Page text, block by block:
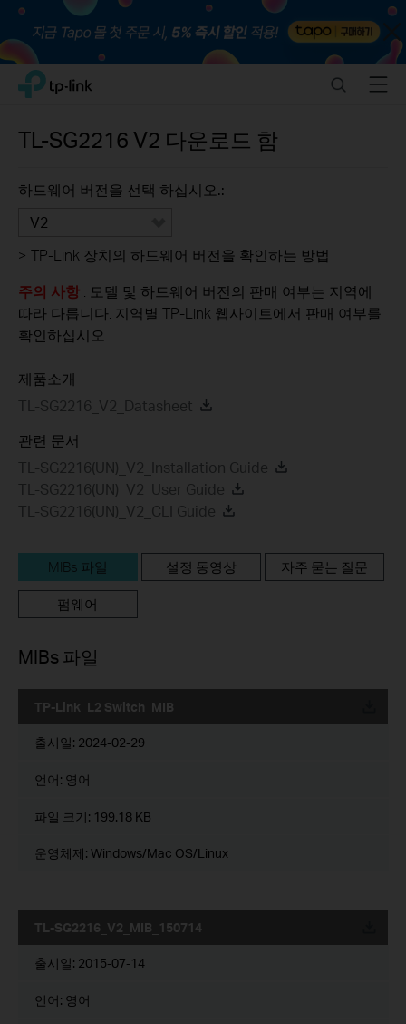
Click
the
navigation
TP-Link, Reliably Smart SearchMenu
TL-SG2216 V2 다운로드 함
하드웨어 버전을 선택 하십시오.:
V2
> TP-Link 장치의 하드웨어 버전을 확인하는 방법
주의 사항 : 모델 및 하드웨어 버전의 판매 여부는 지역에
따라 다릅니다. 지역별 TP-Link 웹사이트에서 판매 여부를
확인하십시오.
제품소개
TL-SG2216_V2_Datasheet
관련 문서
TL-SG2216(UN)_V2_Installation Guide
TL-SG2216(UN)_V2_User Guide
TL-SG2216(UN)_V2_CLI Guide
MIBs 파일 설정 동영상 자주 묻는 질문
펌웨어
MIBs 파일
TP-Link_L2 Switch_MIB
출시일: 2024-02-29
언어: 영어
파일 크기: 199.18 KB
운영체제: Windows/Mac OS/Linux
TL-SG2216_V2_MIB_150714
출시일: 2015-07-14
언어: 영어